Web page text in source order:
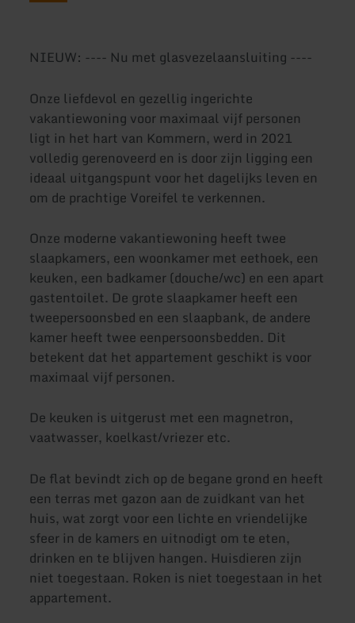
NIEUW: ---- Nu met glasvezelaansluiting ----
Onze liefdevol en gezellig ingerichte
vakantiewoning voor maximaal vijf personen
ligt in het hart van Kommern, werd in 2021
volledig gerenoveerd en is door zijn ligging een
ideaal uitgangspunt voor het dagelijks leven en
om de prachtige Voreifel te verkennen.
Onze moderne vakantiewoning heeft twee
slaapkamers, een woonkamer met eethoek, een
keuken, een badkamer (douche/wc) en een apart
gastentoilet. De grote slaapkamer heeft een
tweepersoonsbed en een slaapbank, de andere
kamer heeft twee eenpersoonsbedden. Dit
betekent dat het appartement geschikt is voor
maximaal vijf personen.
De keuken is uitgerust met een magnetron,
vaatwasser, koelkast/vriezer etc.
De flat bevindt zich op de begane grond en heeft
een terras met gazon aan de zuidkant van het
huis, wat zorgt voor een lichte en vriendelijke
sfeer in de kamers en uitnodigt om te eten,
drinken en te blijven hangen. Huisdieren zijn
niet toegestaan. Roken is niet toegestaan in het
appartement.